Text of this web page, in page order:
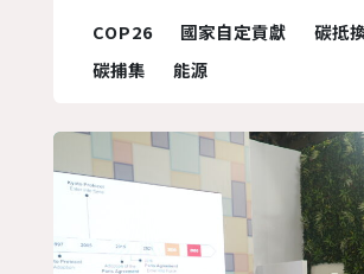
白熱化的激烈討論，原本預定
的閉幕式，在幾個關鍵議題上無
識，為此本屆COP主席夏馬爾（
式的盤點會議(Informal...
COP26 國家自定貢獻
碳抵
碳捕集
能源